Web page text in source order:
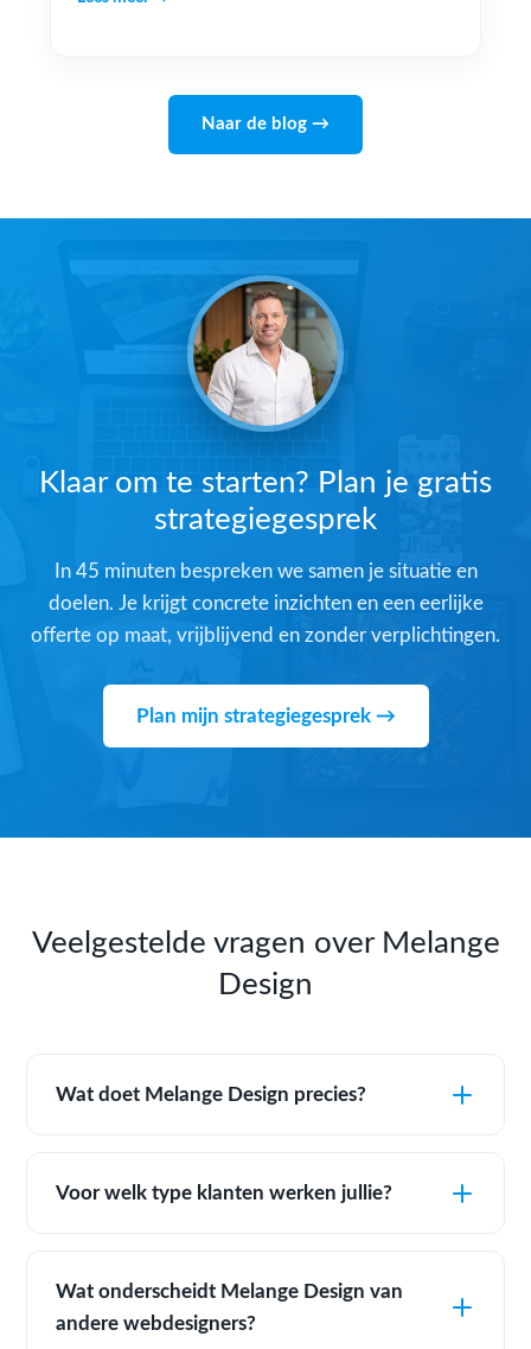
Naar de blog →
Klaar om te starten? Plan je gratis
strategiegesprek
In 45 minuten bespreken we samen je situatie en
doelen. Je krijgt concrete inzichten en een eerlijke
offerte op maat, vrijblijvend en zonder verplichtingen.
Plan mijn strategiegesprek →
Veelgestelde vragen over Melange
Design
Wat doet Melange Design precies?
Voor welk type klanten werken jullie?
Wat onderscheidt Melange Design van
andere webdesigners?